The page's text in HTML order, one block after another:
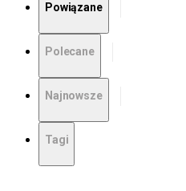
Powiązane
Polecane
Najnowsze
Tagi